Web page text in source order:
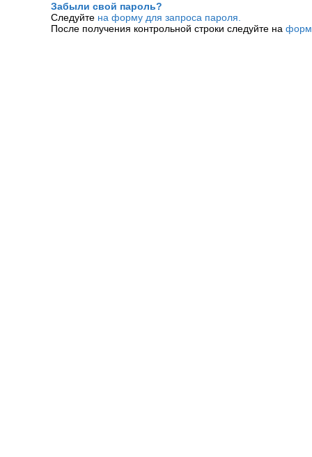
Забыли свой пароль?
Следуйте на форму для запроса пароля.
После получения контрольной строки следуйте на